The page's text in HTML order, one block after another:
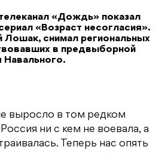
«Дождь» показал
«Возраст несогласия».
Лошак, снимал региональных
в предвыборной
Навального.
выросло в том редком
ни с кем не воевала, а
Теперь нас опять